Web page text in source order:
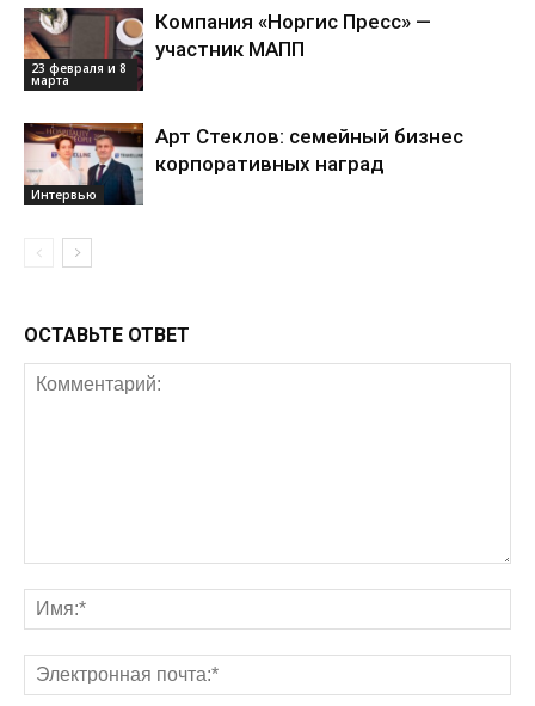
23 февраля и 8
марта
Компания «Норгис Пресс» —
участник МАПП
Интервью
Арт Стеклов: семейный бизнес
корпоративных наград
ОСТАВЬТЕ ОТВЕТ